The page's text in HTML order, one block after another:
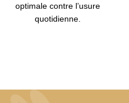
optimale contre l’usure
quotidienne.